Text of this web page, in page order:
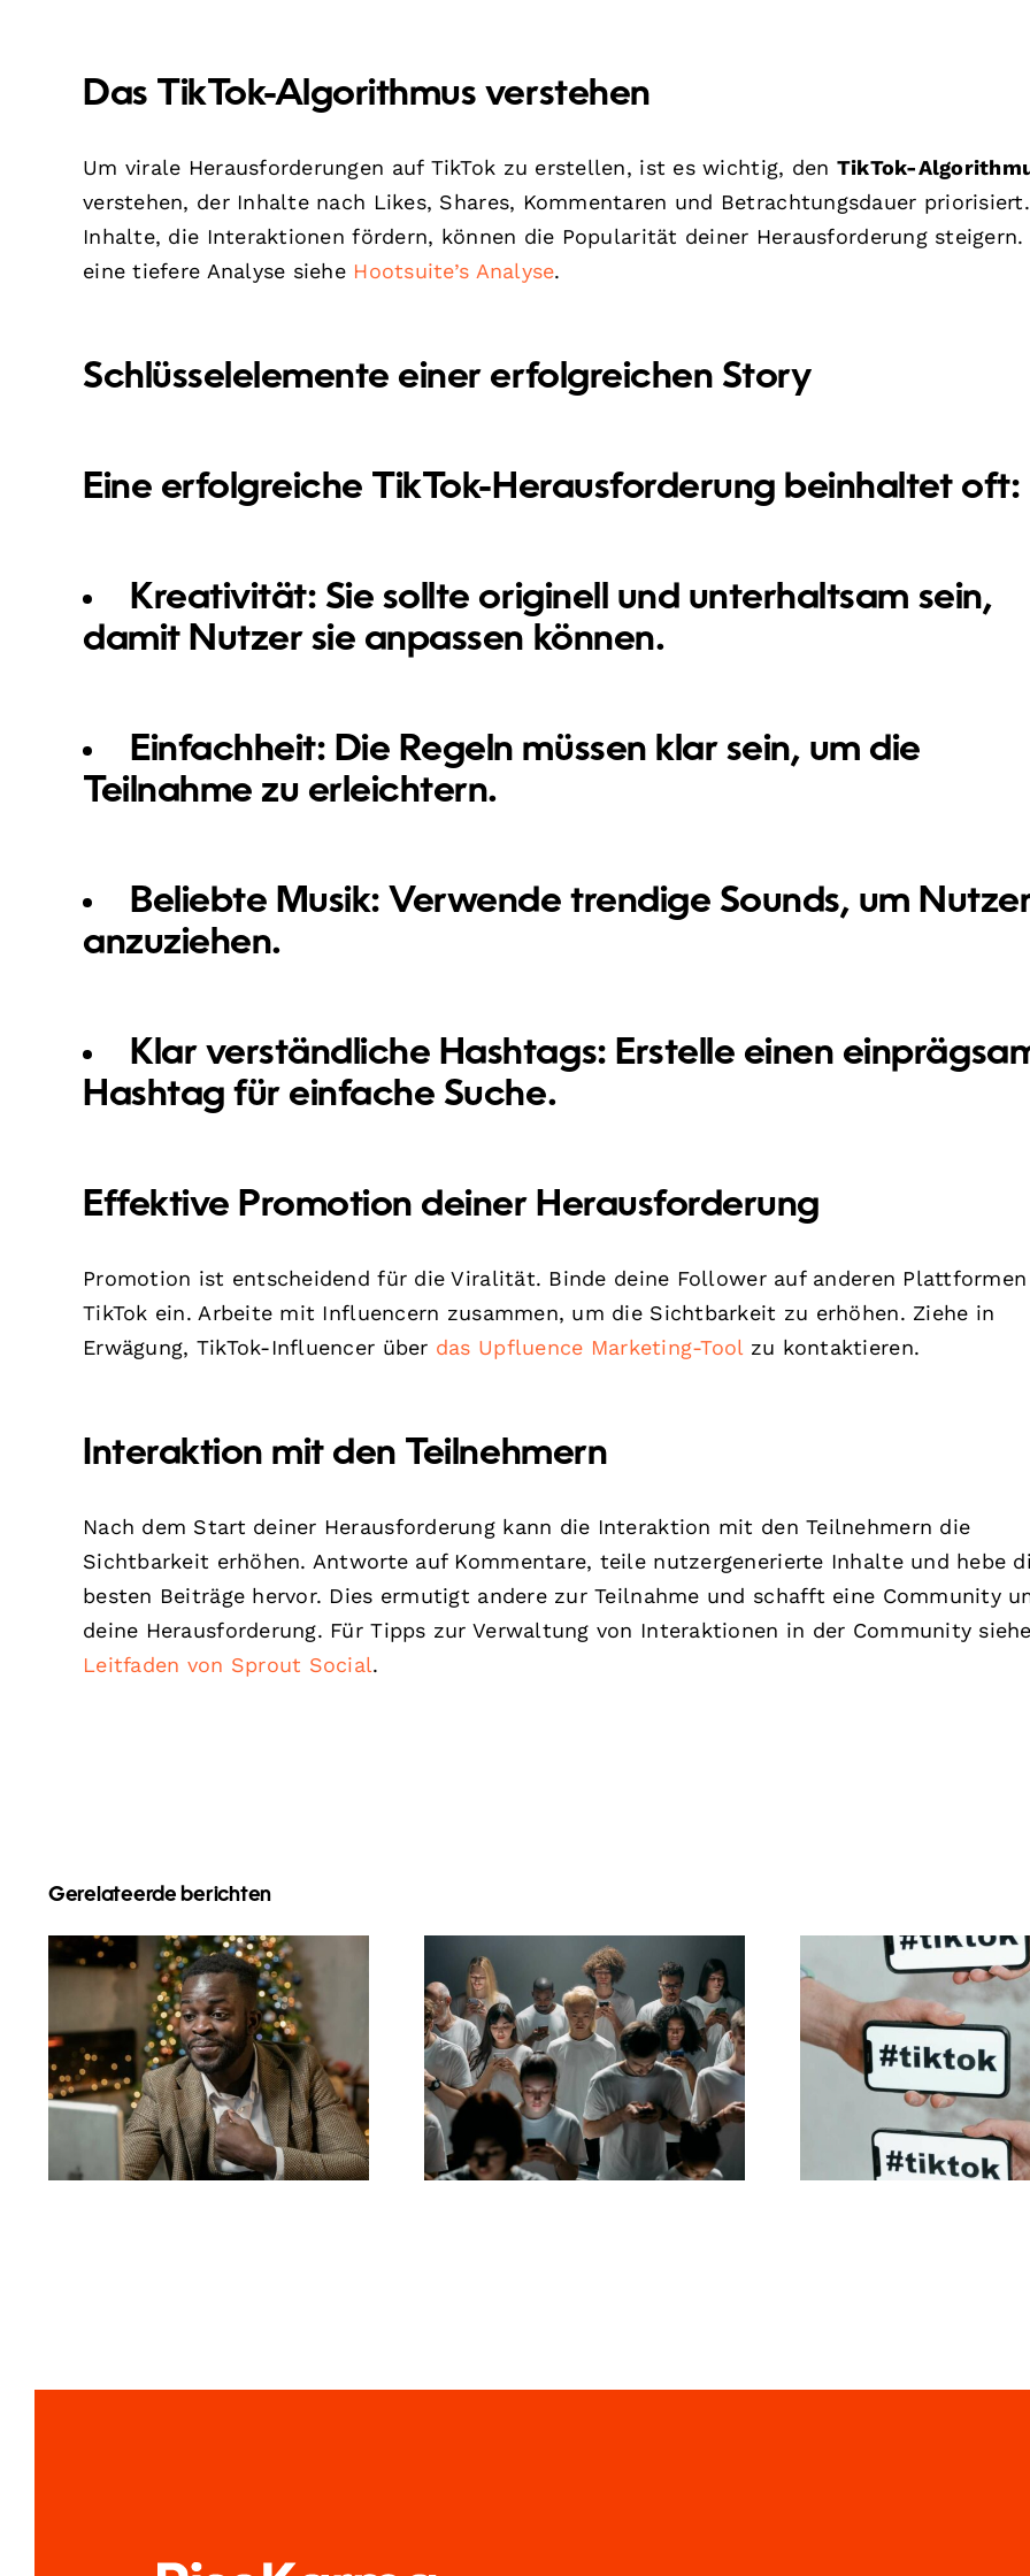
Das TikTok-Algorithmus verstehen
Um virale Herausforderungen auf TikTok zu erstellen, ist es wichtig, den TikTok-
verstehen, der Inhalte nach Likes, Shares, Kommentaren und Betrachtungsdauer priorisiert.
Inhalte, die Interaktionen fördern, können die Popularität deiner Herausforderung steigern.
eine tiefere Analyse siehe Hootsuite’s Analyse.
Schlüsselelemente einer erfolgreichen Story
Eine erfolgreiche TikTok-Herausforderung beinhaltet oft:
Kreativität: Sie sollte originell und unterhaltsam sein,
damit Nutzer sie anpassen können.
Einfachheit: Die Regeln müssen klar sein, um die
Teilnahme zu erleichtern.
Beliebte Musik: Verwende trendige Sounds, um
anzuziehen.
Klar verständliche Hashtags: Erstelle einen
Hashtag für einfache Suche.
Effektive Promotion deiner Herausforderung
Promotion ist entscheidend für die Viralität. Binde deine Follower auf anderen
TikTok ein. Arbeite mit Influencern zusammen, um die Sichtbarkeit zu erhöhen. Ziehe in
Erwägung, TikTok-Influencer über das Upfluence Marketing-Tool zu kontaktieren.
Interaktion mit den Teilnehmern
Nach dem Start deiner Herausforderung kann die Interaktion mit den Teilnehmern die
Sichtbarkeit erhöhen. Antworte auf Kommentare, teile nutzergenerierte Inhalte und hebe
besten Beiträge hervor. Dies ermutigt andere zur Teilnahme und schafft eine Community
deine Herausforderung. Für Tipps zur Verwaltung von Interaktionen in der Community
Leitfaden von Sprout Social.
Gerelateerde berichten
Wie man Follower auf
LinkedIn verbirgt, um
die Privatsphäre zu
wahren
Tipps zur Gestaltung
ansprechender
Facebook-Anzeigen,
die konvertieren
Beste
2024